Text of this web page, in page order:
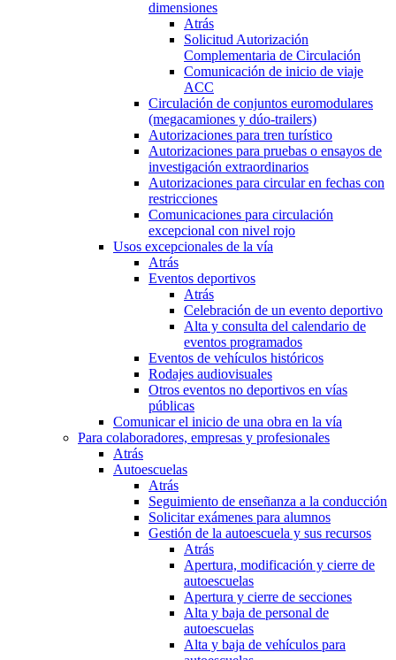
dimensiones
Atrás
Solicitud Autorización
Complementaria de Circulación
Comunicación de inicio de viaje
ACC
Circulación de conjuntos euromodulares
(megacamiones y dúo-trailers)
Autorizaciones para tren turístico
Autorizaciones para pruebas o ensayos de
investigación extraordinarios
Autorizaciones para circular en fechas con
restricciones
Comunicaciones para circulación
excepcional con nivel rojo
Usos excepcionales de la vía
Atrás
Eventos deportivos
Atrás
Celebración de un evento deportivo
Alta y consulta del calendario de
eventos programados
Eventos de vehículos históricos
Rodajes audiovisuales
Otros eventos no deportivos en vías
públicas
Comunicar el inicio de una obra en la vía
Para colaboradores, empresas y profesionales
Atrás
Autoescuelas
Atrás
Seguimiento de enseñanza a la conducción
Solicitar exámenes para alumnos
Gestión de la autoescuela y sus recursos
Atrás
Apertura, modificación y cierre de
autoescuelas
Apertura y cierre de secciones
Alta y baja de personal de
autoescuelas
Alta y baja de vehículos para